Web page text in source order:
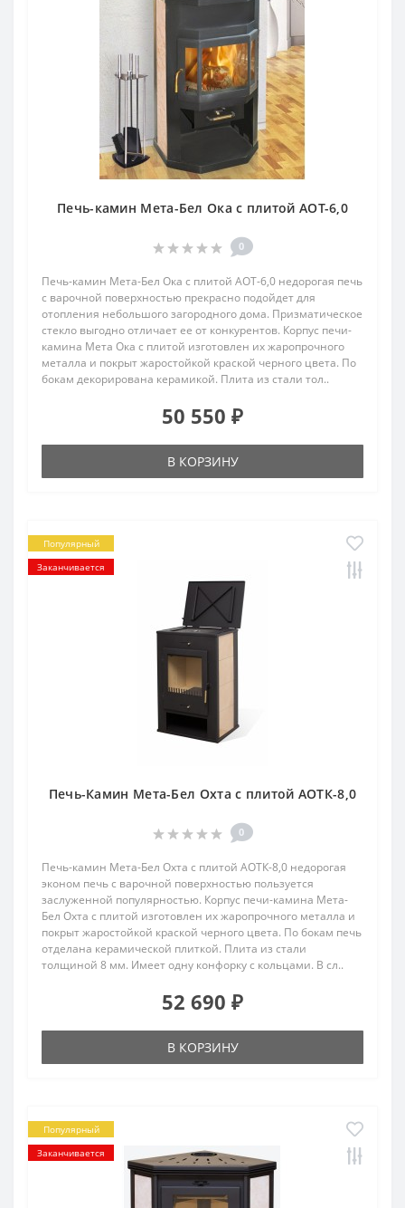
Печь-камин Мета-Бел Ока с плитой АОТ-6,0
0
Печь-камин Мета-Бел Ока с плитой АОТ-6,0 недорогая печь
с варочной поверхностью прекрасно подойдет для
отопления небольшого загородного дома. Призматическое
стекло выгодно отличает ее от конкурентов. Корпус печи-
камина Мета Ока с плитой изготовлен их жаропрочного
металла и покрыт жаростойкой краской черного цвета. По
бокам декорирована керамикой. Плита из стали тол..
50 550 ₽
В КОРЗИНУ
Популярный
Заканчивается
Печь-Камин Мета-Бел Охта с плитой АОТК-8,0
0
Печь-камин Мета-Бел Охта с плитой АОТК-8,0 недорогая
эконом печь с варочной поверхностью пользуется
заслуженной популярностью. Корпус печи-камина Мета-
Бел Охта с плитой изготовлен их жаропрочного металла и
покрыт жаростойкой краской черного цвета. По бокам печь
отделана керамической плиткой. Плита из стали
толщиной 8 мм. Имеет одну конфорку с кольцами. В сл..
52 690 ₽
В КОРЗИНУ
Популярный
Заканчивается